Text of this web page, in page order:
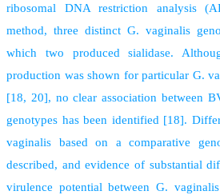
ribosomal DNA restriction analysis
method, three distinct G. vaginalis
which two produced sialidase.
production was shown for particular G.
[18, 20], no clear association between
genotypes has been identified [18].
vaginalis based on a comparative
described, and evidence of substantial
virulence potential between G.